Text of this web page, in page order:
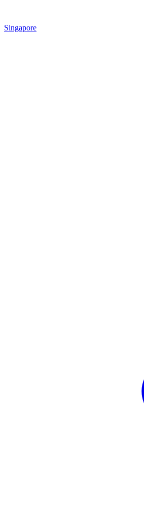
Singapore